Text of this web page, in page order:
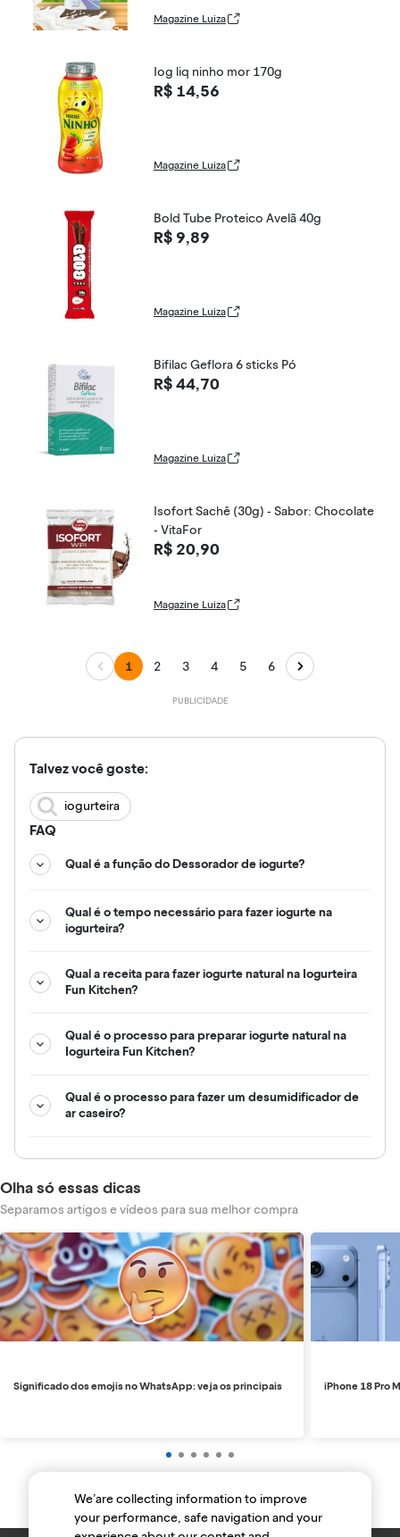
Magazine Luiza
Iog liq ninho mor 170g
R$ 14,56
Magazine Luiza
Bold Tube Proteico Avelã 40g
R$ 9,89
Magazine Luiza
Bifilac Geflora 6 sticks Pó
R$ 44,70
Magazine Luiza
Isofort Sachê (30g) - Sabor: Chocolate
- VitaFor
R$ 20,90
Magazine Luiza
1 2 3 4 5 6
Talvez você goste:
iogurteira
FAQ
Qual é a função do Dessorador de iogurte?
Qual é o tempo necessário para fazer iogurte na
iogurteira?
Qual a receita para fazer iogurte natural na Iogurteira
Fun Kitchen?
Qual é o processo para preparar iogurte natural na
Iogurteira Fun Kitchen?
Qual é o processo para fazer um desumidificador de
ar caseiro?
Olha só essas dicas
Separamos artigos e vídeos para sua melhor compra
Significado dos emojis no WhatsApp: veja os principais iPhone 18 Pro
We’are collecting information to improve
your performance, safe navigation and your